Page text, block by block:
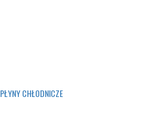
PŁYNY CHŁODNICZE